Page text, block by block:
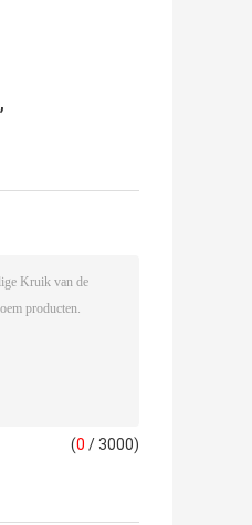
,
(0 / 3000)